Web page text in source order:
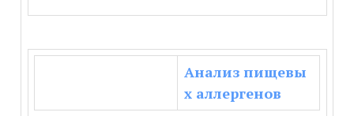
Анализ пищевы
х аллергенов